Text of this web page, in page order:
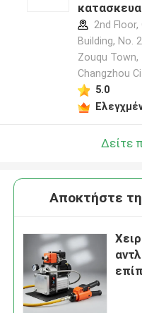
2nd
Building, No.
Zouqu
Changzhou
5.0
Δείτε
Αποκτήστε